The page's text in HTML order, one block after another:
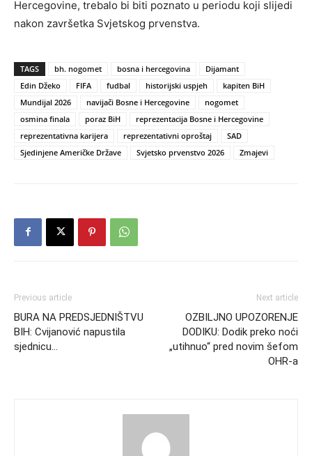
Hercegovine, trebalo bi biti poznato u periodu koji slijedi
nakon završetka Svjetskog prvenstva.
TAGS bh. nogomet bosna i hercegovina
Dijamant
Edin Džeko
FIFA fudbal historijski uspjeh
kapiten BiH
Mundijal 2026
navijači Bosne i Hercegovine
nogomet
osmina finala
poraz BiH
reprezentacija Bosne i Hercegovine
reprezentativna karijera
reprezentativni oproštaj
SAD
Sjedinjene Američke Države
Svjetsko prvenstvo 2026 Zmajevi
Previous article
BURA NA PREDSJEDNIŠTVU
BIH: Cvijanović napustila
sjednicu…
Next article
OZBILJNO UPOZORENJE
DODIKU: Dodik preko noći
„utihnuo“ pred novim šefom
OHR-a